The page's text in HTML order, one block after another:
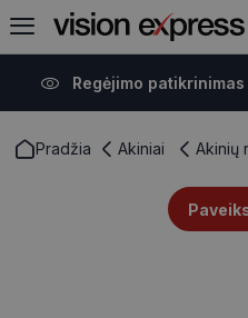
Regėjimo patikrinimas
Pradžia Akiniai Akinių